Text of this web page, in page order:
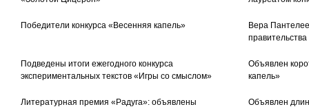
Победители конкурса «Весенняя капель»
Вера
Подведены итоги ежегодного конкурса
экспериментальных текстов «Игры со смыслом»
Объявлен
капель»
Литературная премия «Радуга»: объявлены
Объявлен